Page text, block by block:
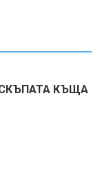
СКЪПАТА КЪЩА